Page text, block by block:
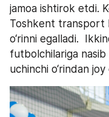
jamoa ishtirok etdi.
Toshkent transport
o‘rinni egalladi.
futbolchilariga
uchinchi o‘rindan joy